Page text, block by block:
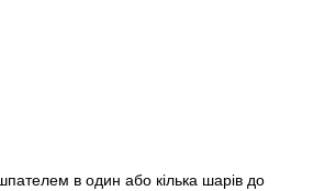
в один або кілька шарів до